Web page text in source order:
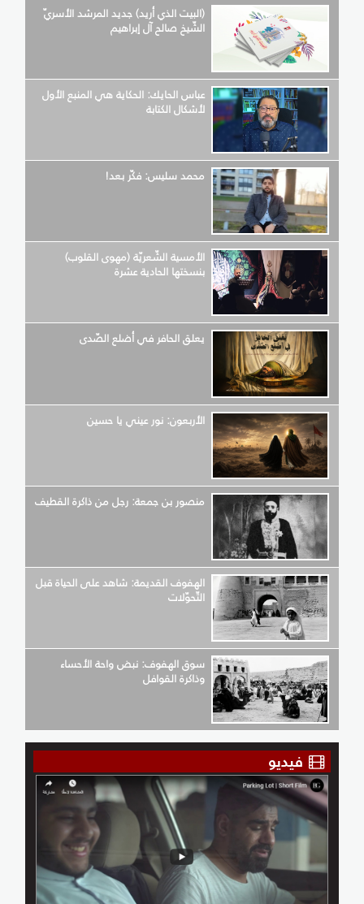
(البيت الذي أريد) جديد المرشد الأسريّ
الشّيخ صالح آل إبراهيم
عباس الحايك: الحكاية هي المنبع الأول
لأشكال الكتابة
محمد سليس: فكّر بعد!
الأمسية الشّعريّة (مهوى القلوب)
بنسختها الحادية عشرة
يعلق الحافر في أضلع الصّدى
الأربعون: نور عيني يا حسين
منصور بن جمعة: رجل من ذاكرة القطيف
الهفوف القديمة: شاهد على الحياة قبل
التّحوّلات
سوق الهفوف: نبض واحة الأحساء
وذاكرة القوافل
فيديو